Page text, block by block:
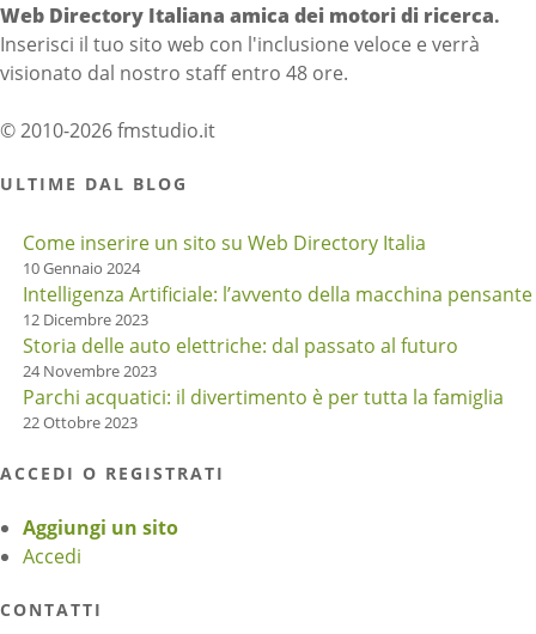
Web Directory Italiana amica dei motori di ricerca.
Inserisci il tuo sito web con l'inclusione veloce e verrà
visionato dal nostro staff entro 48 ore.
© 2010-2026 fmstudio.it
ULTIME DAL BLOG
Come inserire un sito su Web Directory Italia
10 Gennaio 2024
Intelligenza Artificiale: l’avvento della macchina pensante
12 Dicembre 2023
Storia delle auto elettriche: dal passato al futuro
24 Novembre 2023
Parchi acquatici: il divertimento è per tutta la famiglia
22 Ottobre 2023
ACCEDI O REGISTRATI
Aggiungi un sito
Accedi
CONTATTI